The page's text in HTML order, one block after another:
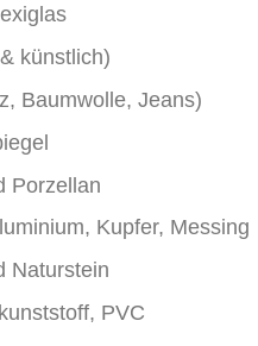
künstlich)
Baumwolle, Jeans)
Porzellan
Kupfer, Messing
Naturstein
PVC